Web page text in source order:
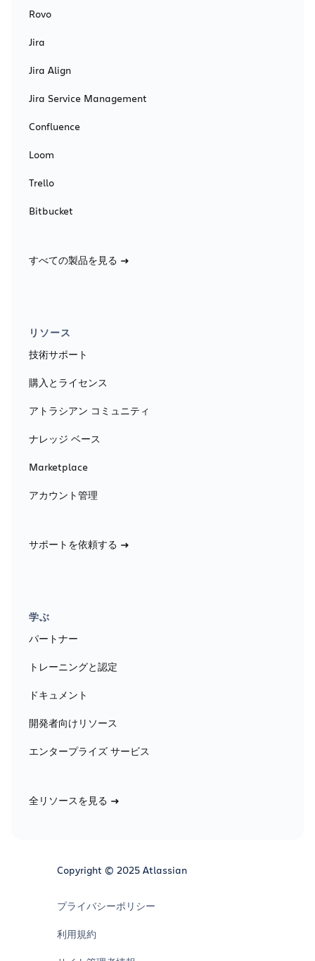
Rovo
Jira
Jira Align
Jira Service Management
Confluence
Loom
Trello
Bitbucket
すべての製品を見る
リソース
技術サポート
購入とライセンス
アトラシアン コミュニティ
ナレッジ ベース
Marketplace
アカウント管理
サポートを依頼する
学ぶ
パートナー
トレーニングと認定
ドキュメント
開発者向けリソース
エンタープライズ サービス
全リソースを見る
Copyright © 2025 Atlassian
プライバシーポリシー
利用規約